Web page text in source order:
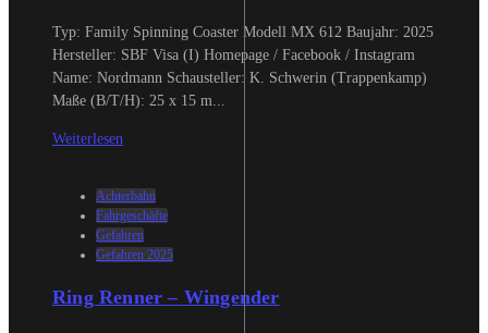
Typ: Family Spinning Coaster Modell MX 612 Baujahr: 2025
Hersteller: SBF Visa (I) Homepage / Facebook / Instagram
Name: Nordmann Schausteller: K. Schwerin (Trappenkamp)
Maße (B/T/H): 25 x 15 m...
Weiterlesen
Achterbahn
Fahrgeschäfte
Gefahren
Gefahren 2025
Ring Renner – Wingender